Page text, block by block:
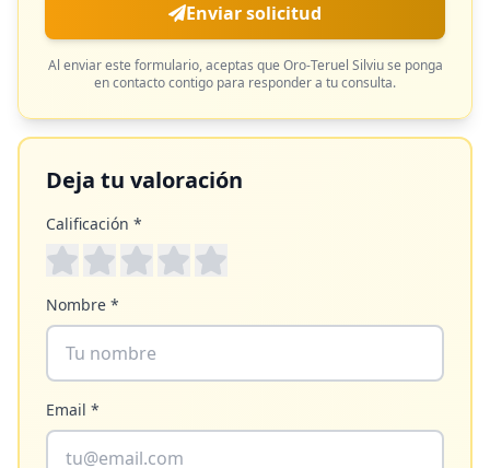
Enviar solicitud
Al enviar este formulario, aceptas que Oro-Teruel Silviuse ponga
en contacto contigo para responder a tu consulta.
Deja tu valoración
Calificación *
Nombre *
Email *